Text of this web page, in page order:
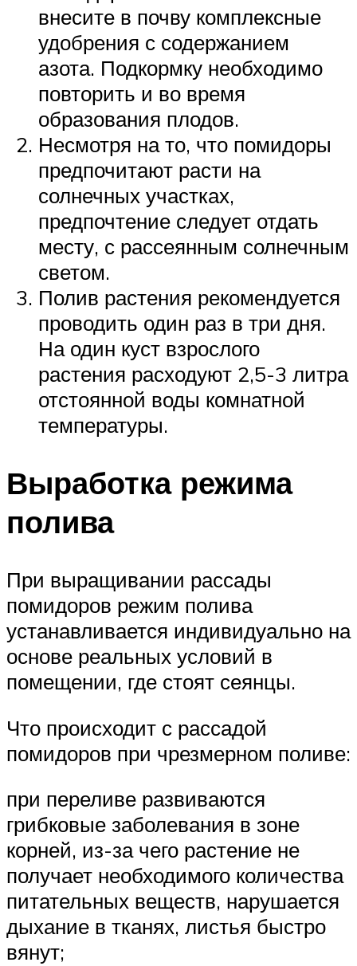
внесите в почву комплексные
удобрения с содержанием
азота. Подкормку необходимо
повторить и во время
образования плодов.
Несмотря на то, что помидоры
предпочитают расти на
солнечных участках,
предпочтение следует отдать
месту, с рассеянным солнечным
светом.
Полив растения рекомендуется
проводить один раз в три дня.
На один куст взрослого
растения расходуют 2,5-3 литра
отстоянной воды комнатной
температуры.
Выработка режима
полива
При выращивании рассады
помидоров режим полива
устанавливается индивидуально на
основе реальных условий в
помещении, где стоят сеянцы.
Что происходит с рассадой
помидоров при чрезмерном поливе:
при переливе развиваются
грибковые заболевания в зоне
корней, из-за чего растение не
получает необходимого количества
питательных веществ, нарушается
дыхание в тканях, листья быстро
вянут;